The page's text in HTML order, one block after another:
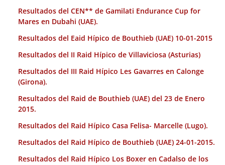
Resultados del CEN** de Gamilati Endurance Cup for
Mares en Dubahi (UAE).
Resultados del Eaid Hípico de Bouthieb (UAE) 10-01-2015
Resultados del II Raid Hípico de Villaviciosa (Asturias)
Resultados del III Raid Hípico Les Gavarres en Calonge
(Girona).
Resultados del Raid de Bouthieb (UAE) del 23 de Enero
2015.
Resultados del Raid Hípico Casa Felisa- Marcelle (Lugo).
Resultados del Raid Hípico de Bouthieb (UAE) 24-01-2015.
Resultados del Raid Hípico Los Boxer en Cadalso de los